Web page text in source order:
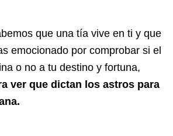
que una tía vive en ti y que
emocionado por comprobar si el
o no a tu destino y fortuna,
ver que dictan los astros para